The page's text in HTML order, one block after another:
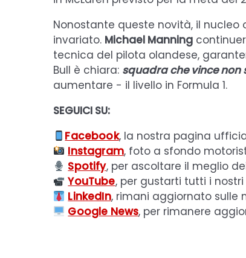
Nonostante queste novità, il nucleo
invariato. Michael Manning
tecnica del pilota olandese,
Bull è chiara: squadra che vince non
aumentare - il livello in Formula 1.
SEGUICI SU:
Facebook, la nostra pagina
Instagram, foto a sfondo
Spotify, per ascoltare il meglio
YouTube, per gustarti tutti i nostri
LinkedIn, rimani aggiornato sulle
Google News, per rimanere